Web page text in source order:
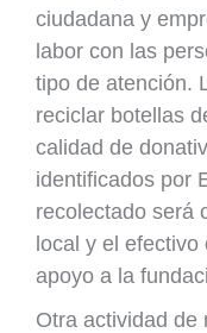
ciudadana y
labor con las
tipo de atención.
reciclar botellas
calidad de
identificados por
recolectado será
local y el
apoyo a la
Otra actividad de